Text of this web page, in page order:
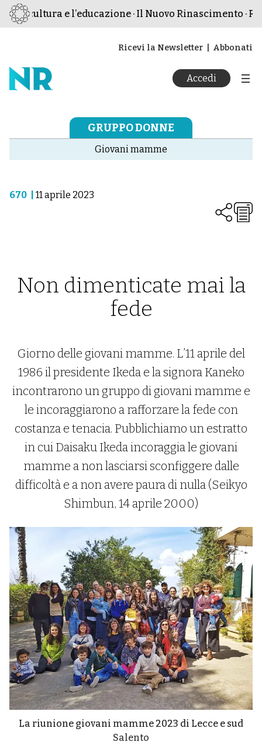
la cultura e l’educazione · Il Nuovo Rinascimento ·
Ricevi la Newsletter Abbonati
Accedi
GRUPPO DONNE
Giovani mamme
670 11 aprile 2023
Non dimenticate mai la
fede
Giorno delle giovani mamme. L’11 aprile del
1986 il presidente Ikeda e la signora Kaneko
incontrarono un gruppo di giovani mamme e
le incoraggiarono a rafforzare la fede con
costanza e tenacia. Pubblichiamo un estratto
in cui Daisaku Ikeda incoraggia le giovani
mamme a non lasciarsi sconfiggere dalle
difficoltà e a non avere paura di nulla (Seikyo
Shimbun, 14 aprile 2000)
La riunione giovani mamme 2023 di Lecce e sud
Salento